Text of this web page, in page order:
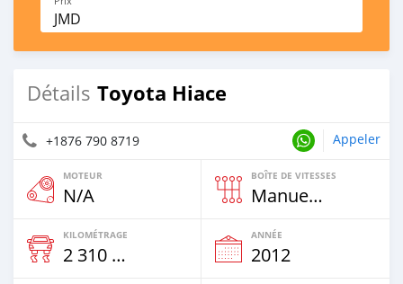
JMD
Détails Toyota Hiace
+1876 790 8719 Appeler
MOTEUR
N/A
BOÎTE DE VITESSES
Manuelle
KILOMÉTRAGE
2 310 Km
ANNÉE
2012